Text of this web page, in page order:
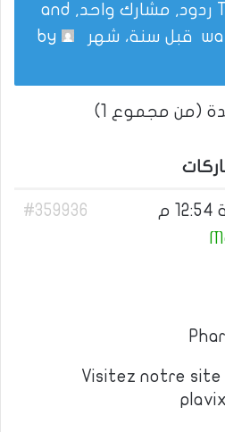
This topic has 0 ردود, مشارك واحد, and
قبل سنة، شهر
(من مجموع 1)
#359936
Visitez notre site